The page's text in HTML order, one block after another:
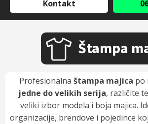
Kontakt
Štampa
Profesionalna štampa majica po
jedne do velikih serija, različite
veliki izbor modela i boja majica.
organizacije, brendove i pojedince